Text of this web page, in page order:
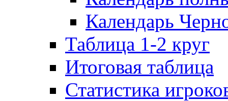
Календарь
Таблица 1-2 круг
Итоговая таблица
Статистика